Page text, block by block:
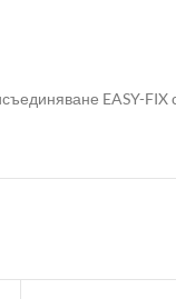
EASY-FIX